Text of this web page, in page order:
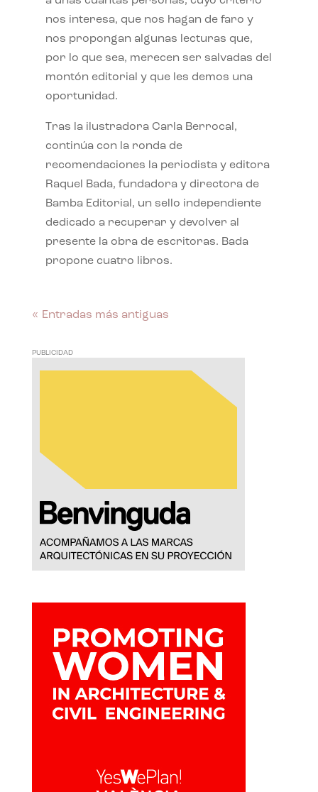
nos interesa, que nos hagan de faro y
nos propongan algunas lecturas que,
por lo que sea, merecen ser salvadas del
montón editorial y que les demos una
oportunidad.
Tras la ilustradora Carla Berrocal,
continúa con la ronda de
recomendaciones la periodista y editora
Raquel Bada, fundadora y directora de
Bamba Editorial, un sello independiente
dedicado a recuperar y devolver al
presente la obra de escritoras. Bada
propone cuatro libros.
« Entradas más antiguas
PUBLICIDAD